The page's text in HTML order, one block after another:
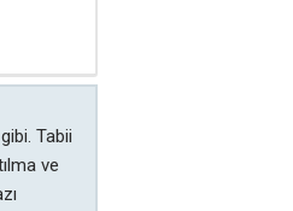
Tabii
ve